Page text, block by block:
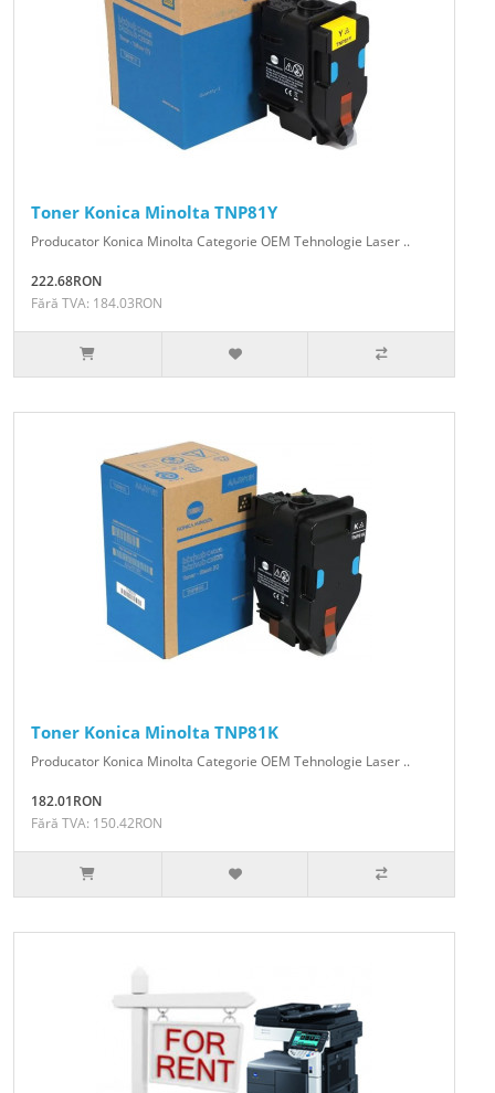
Toner Konica Minolta TNP81Y
Producator Konica Minolta Categorie OEM Tehnologie Laser ..
222.68RON
Fără TVA: 184.03RON
Toner Konica Minolta TNP81K
Producator Konica Minolta Categorie OEM Tehnologie Laser ..
182.01RON
Fără TVA: 150.42RON